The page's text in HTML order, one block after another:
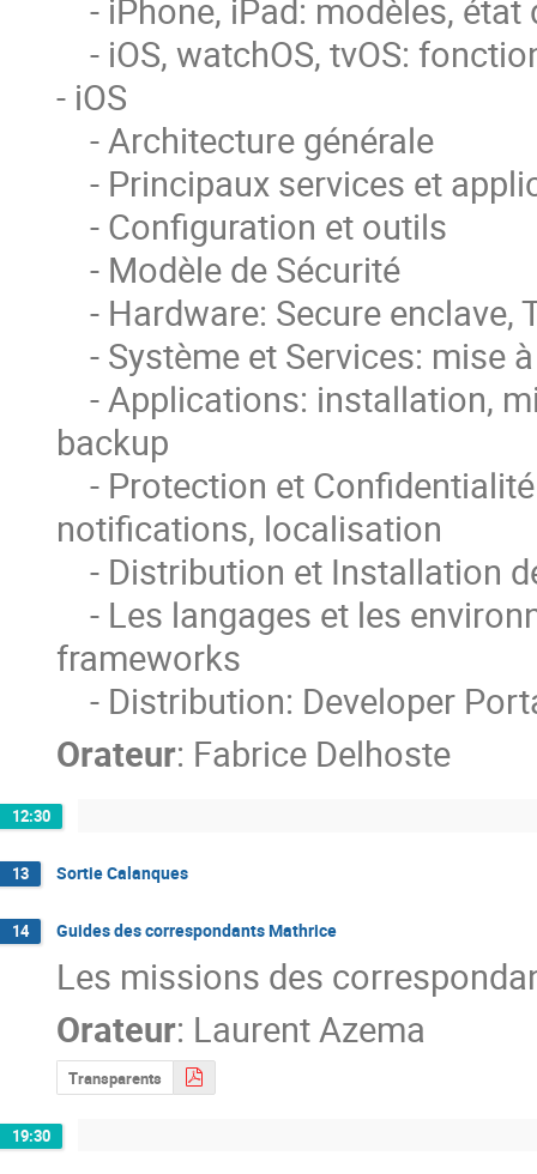
- iOS
backup
notifications, localisation
frameworks
- Distribution: Developer
Orateur: Fabrice Delhoste
12:30
13 Sortie Calanques
14 Guides des correspondants Mathrice
Les missions des
Orateur: Laurent Azema
Transparents
19:30